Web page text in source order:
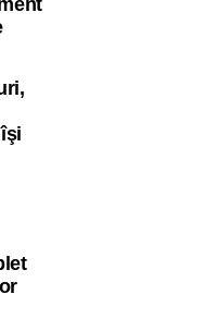
din Cehia pentru
că ne-a oferit șansa
extraordinare de
europeană și pentru
vacanța într-un timp al
non-formale,
3 înseamnă mai mult